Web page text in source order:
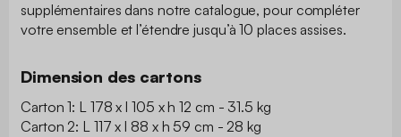
supplémentaires dans notre catalogue, pour compléter
votre ensemble et l’étendre jusqu’à 10 places assises.
Dimension des cartons
Carton 1: L 178 x l 105 x h 12 cm - 31.5 kg
Carton 2: L 117 x l 88 x h 59 cm - 28 kg